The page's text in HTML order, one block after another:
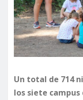
Un total de 714
los siete